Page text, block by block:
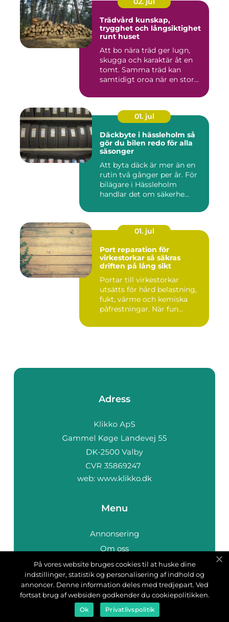
Trädvård kunskap,
trygghet och långsiktighet
runt huset
Att bo nära träd ger lugn,
skugga och karaktär åt en
tomt. Samma träd kan
samtidigt oroa när en stor...
01. jul
Däckbyte i hässleholm så
gör du bilen redo för alla
säsonger
Att byta däck är mer än en
rutin två gånger per år. För
bilägare i Hässleholm
handlar det om säkerhe...
01. jul
Port reparation för
virkestorkar så säkras
driften på lång sikt
Portar till virkestorkar
utsätts för hård belastning,
fukt, värme och kemiska
påfrestningar. När fun...
Adress
web: www.klikko.dk
Menu
Annonsering
Om oss
Cookies
Kontakta oss
Sitemap
På vores website bruges cookies til at huske dine
indstillinger, statistik og personalisering af indhold og
annoncer. Denne information deles med tredjepart. Ved
fortsat brug af websiden godkender du cookiepolitikken.
Ok Privatlivspolitik